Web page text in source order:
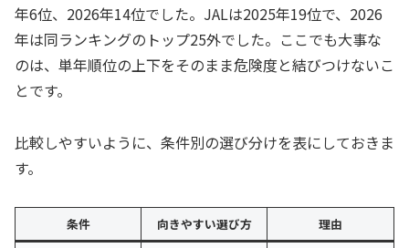
年6位、2026年14位でした。JALは2025年19位で、2026
年は同ランキングのトップ25外でした。ここでも大事な
のは、単年順位の上下をそのまま危険度と結びつけないこ
とです。
比較しやすいように、条件別の選び分けを表にしておきま
す。
条件 向きやすい選び方 理由